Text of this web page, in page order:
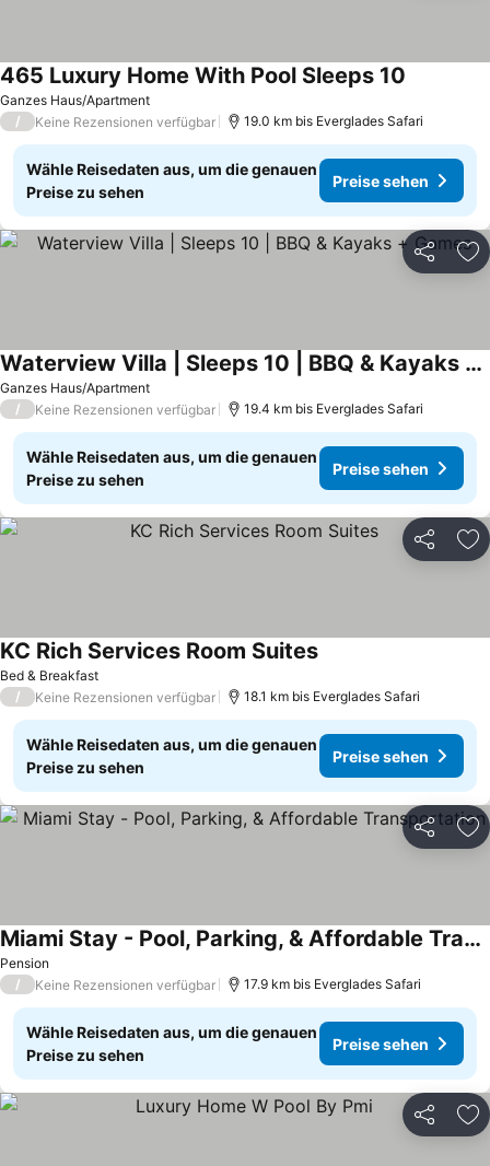
Ganzes Haus/Apartment
465 Luxury Home With Pool Sleeps 10
/ Keine Rezensionen verfügbar 19.0 km bis Everglades Safari
Wähle Reisedaten aus, um die genauen
Preise zu sehen
Preise sehen
Teilen
Ganzes Haus/Apartment
Waterview Villa | Sleeps 10 | BBQ & Kayaks + Games
/ Keine Rezensionen verfügbar 19.4 km bis Everglades Safari
Wähle Reisedaten aus, um die genauen
Preise zu sehen
Preise sehen
Teilen
Bed & Breakfast
KC Rich Services Room Suites
/ Keine Rezensionen verfügbar 18.1 km bis Everglades Safari
Wähle Reisedaten aus, um die genauen
Preise zu sehen
Preise sehen
Teilen
Pension
Miami Stay - Pool, Parking, & Affordable Transportation
/ Keine Rezensionen verfügbar 17.9 km bis Everglades Safari
Wähle Reisedaten aus, um die genauen
Preise zu sehen
Preise sehen
Teilen